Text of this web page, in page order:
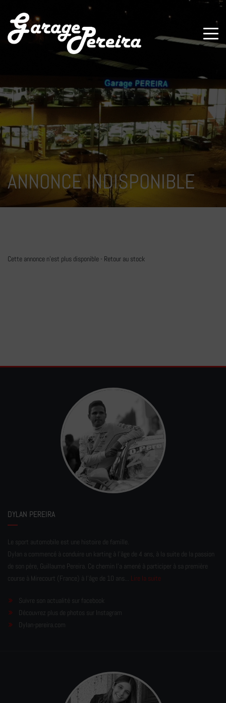
ANNONCE INDISPONIBLE
Cette annonce n'est plus disponible - Retour au stock
DYLAN PEREIRA
Le sport automobile est une histoire de famille.
Dylan a commencé à conduire un karting à l’âge de 4 ans, à la suite de la passion
de son père, Guillaume Pereira. Ce chemin l'a amené à participer à sa première
course à Mirecourt (France) à l'âge de 10 ans... Lire la suite
Suivre son actualité sur facebook
Découvrez plus de photos sur Instagram
Dylan-pereira.com
Paramètres avancés des cookies